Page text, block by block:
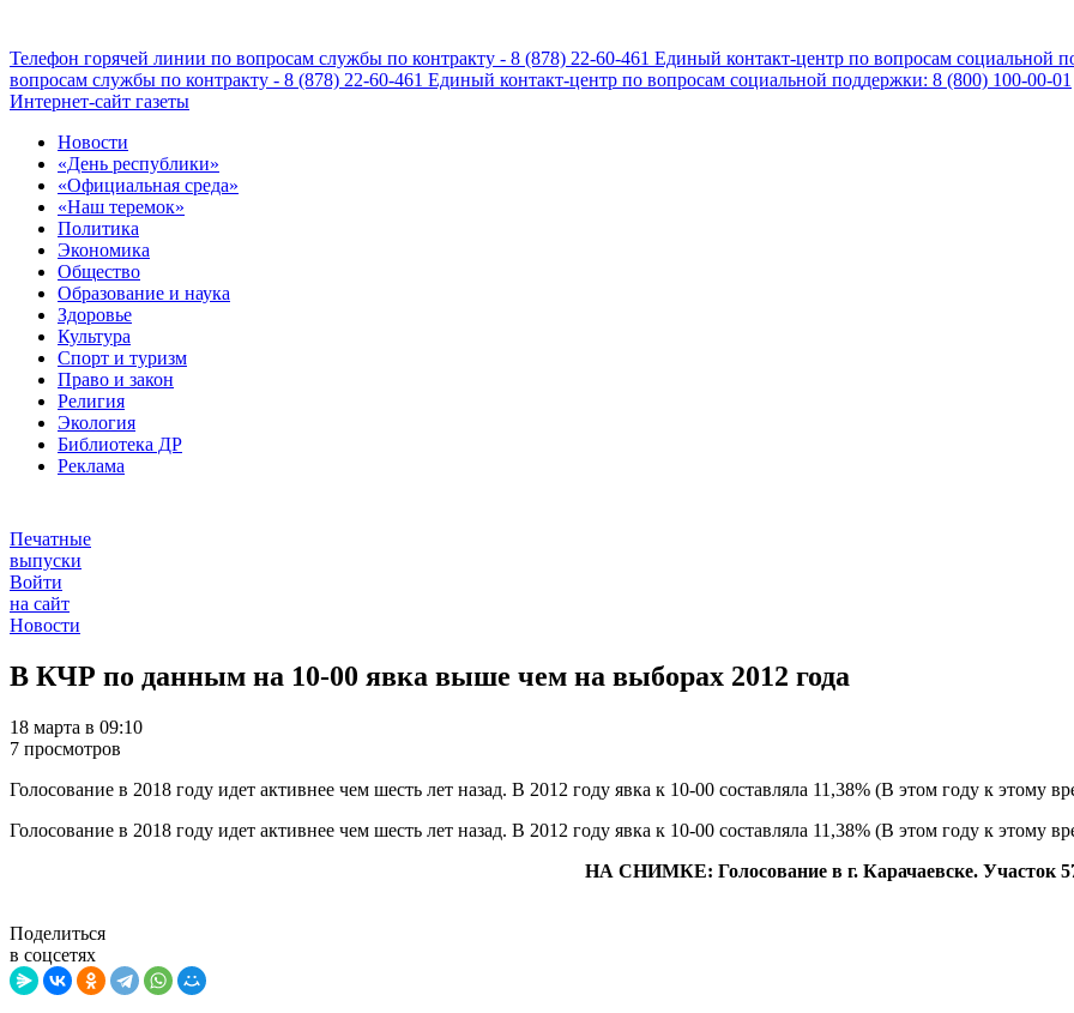
Телефон горячей линии по вопросам службы по контракту - 8 (878) 22-60-461 Единый контакт-центр по вопросам социальной
вопросам службы по контракту - 8 (878) 22-60-461 Единый контакт-центр по вопросам социальной поддержки: 8 (800) 100-00-01
Интернет-сайт газеты
Новости
«День республики»
«Официальная среда»
«Наш теремок»
Политика
Экономика
Общество
Образование и наука
Здоровье
Культура
Спорт и туризм
Право и закон
Религия
Экология
Библиотека ДР
Реклама
Печатные
выпуски
Войти
на сайт
Новости
В КЧР по данным на 10-00 явка выше чем на выборах 2012 года
18 марта в 09:10
7 просмотров
Голосование в 2018 году идет активнее чем шесть лет назад. В 2012 году явка к 10-00 составляла 11,38% (В этом году к
Голосование в 2018 году идет активнее чем шесть лет назад. В 2012 году явка к 10-00 составляла 11,38% (В этом году к
НА СНИМКЕ: Голосование в г. Карачаевске. Участок
Поделиться
в соцсетях